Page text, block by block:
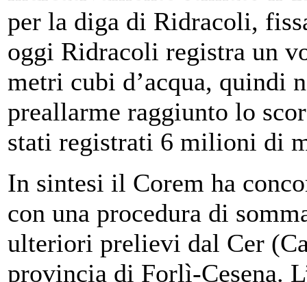
per la diga di Ridracoli,
oggi Ridracoli registra un
metri cubi d’acqua, quindi
preallarme raggiunto lo
stati registrati 6 milioni di
In sintesi il Corem ha
con una procedura di
ulteriori prelievi dal Cer
provincia di Forlì-Cesena.